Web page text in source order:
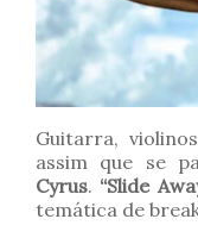
Guitarra,
assim que se
Cyrus. “Slide
temática de